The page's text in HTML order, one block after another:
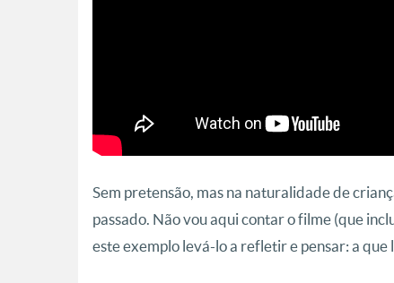
Sem pretensão, mas na naturalidade de
passado. Não vou aqui contar o filme (que
este exemplo levá-lo a refletir e pensar: a